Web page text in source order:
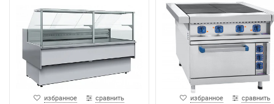
избранное сравнить избранное сравнить